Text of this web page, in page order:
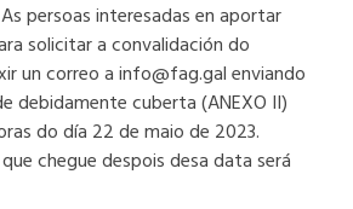
As persoas interesadas en aportar
solicitar a convalidación do
un correo a info@fag.gal enviando
debidamente cuberta (ANEXO II)
do día 22 de maio de 2023.
chegue despois desa data será